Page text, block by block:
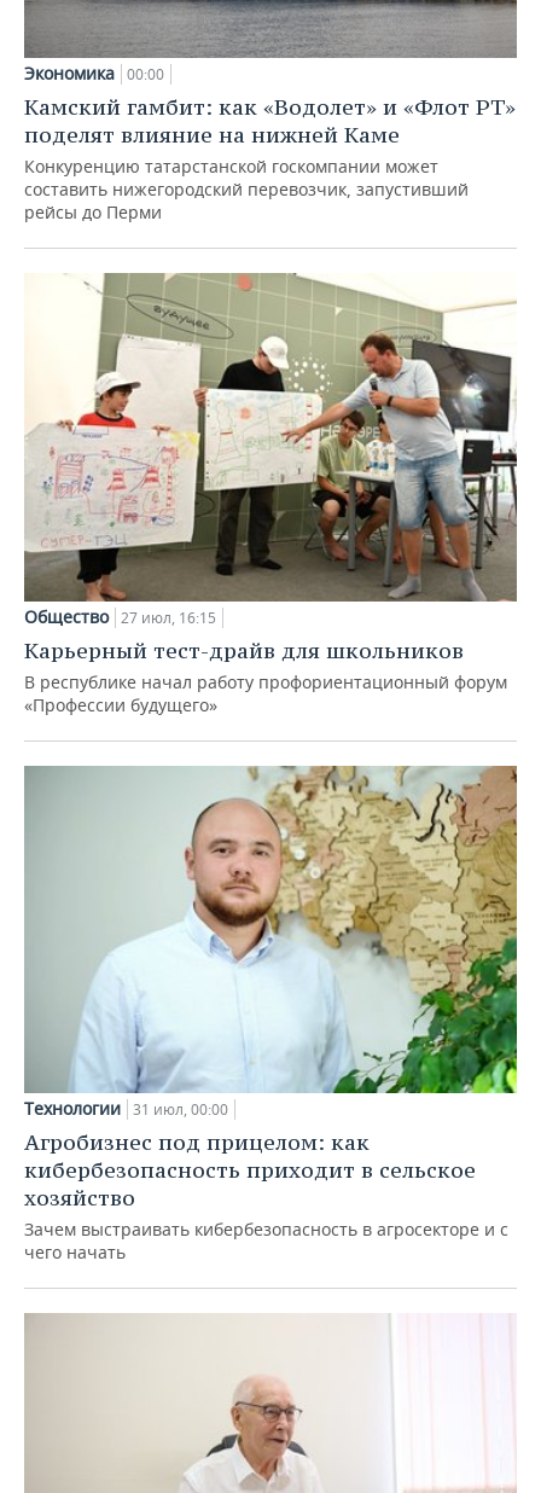
Экономика 00:00
Камский гамбит: как «Водолет» и «Флот РТ»
поделят влияние на нижней Каме
Конкуренцию татарстанской госкомпании может
составить нижегородский перевозчик, запустивший
рейсы до Перми
Общество 27 июл, 16:15
Карьерный тест-драйв для школьников
В республике начал работу профориентационный форум
«Профессии будущего»
Технологии 31 июл, 00:00
Агробизнес под прицелом: как
кибербезопасность приходит в сельское
хозяйство
Зачем выстраивать кибербезопасность в агросекторе и с
чего начать